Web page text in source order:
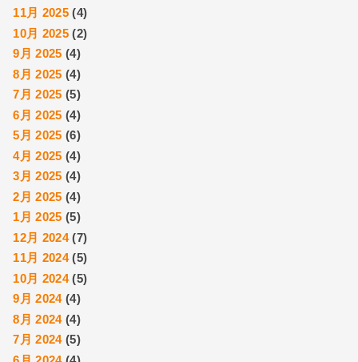
11月 2025 (4)
10月 2025 (2)
9月 2025 (4)
8月 2025 (4)
7月 2025 (5)
6月 2025 (4)
5月 2025 (6)
4月 2025 (4)
3月 2025 (4)
2月 2025 (4)
1月 2025 (5)
12月 2024(7)
11月 2024(5)
10月 2024(5)
9月 2024(4)
8月 2024(4)
7月 2024(5)